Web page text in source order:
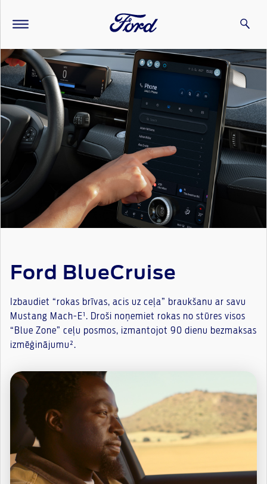
Ford BlueCruise
Izbaudiet “rokas brīvas, acis uz ceļa” braukšanu ar savu
Mustang Mach-E¹. Droši noņemiet rokas no stūres visos
“Blue Zone” ceļu posmos, izmantojot 90 dienu bezmaksas
izmēģinājumu².